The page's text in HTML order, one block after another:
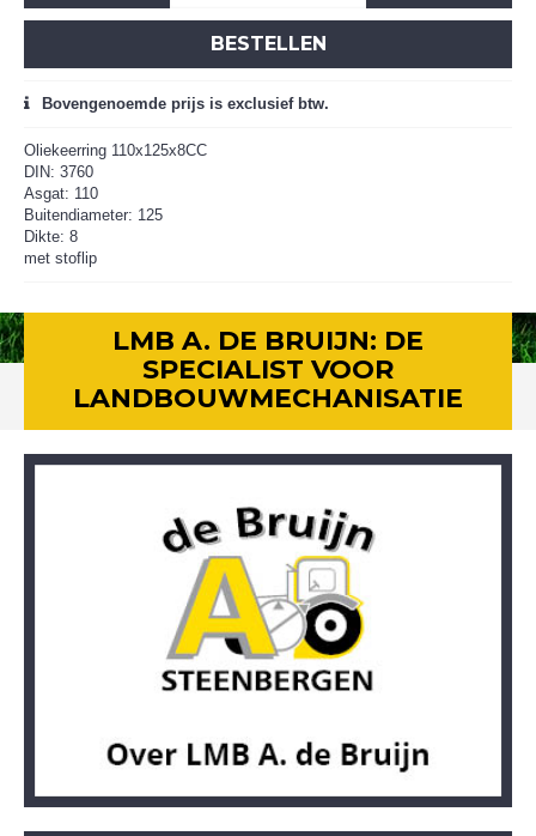
BESTELLEN
Bovengenoemde prijs is exclusief btw.
Oliekeerring 110x125x8CC
DIN: 3760
Asgat: 110
Buitendiameter: 125
Dikte: 8
met stoflip
LMB A. DE BRUIJN: DE
SPECIALIST VOOR
LANDBOUWMECHANISATIE